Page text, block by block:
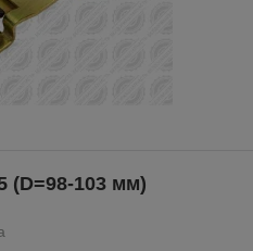
(D=98-103 мм)